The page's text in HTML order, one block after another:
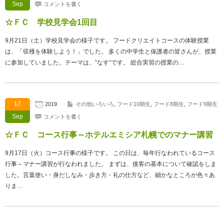
Sep
コメントを書く
☆ＦＣ 学校見学会1回目
9月21日（土）学校見学会の様子です。 フードクリエイトコースの体験授業
は、「収穫を体験しよう！」でした。 多くの中学生と保護者の皆さんが、授業
に参加していました。テーマは、”なす”です。 総合実習の授業の…
17
Sep
2019 その他いろいろ フード10期生 フード8期生 フード9期生
コメントを書く
☆ＦＣ コース行事～ホテルエミシア札幌でのマナー講習
9月17日（火）コース行事の様子です。 この日は、毎年行なわれているコース
行事～マナー講習が行なわれました。 まずは、接客の基本について確認をしま
した。言葉使い・身だしなみ・歩き方・礼の仕方など、細かなところが色々あ
りま…